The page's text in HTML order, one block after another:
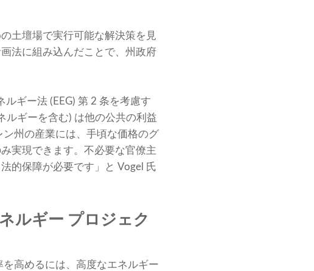
土壇場で実行可能な解決策を見
法に組み込んだことで、州政府
ギー法 (EEG) 第 2 条を考慮す
ルギーを含む) は他の公共の利益
州の産業には、手頃な価格のグ
実現できます。不必要な官僚主
的保障が必要です」と Vogel 氏
ルギー プロジェク
高めるには、高度なエネルギー